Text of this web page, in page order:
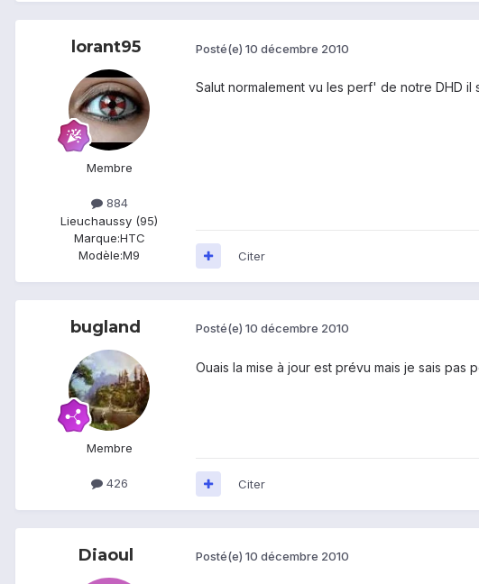
lorant95
Membre
884
Lieuchaussy (95)
Marque:HTC
Modèle:M9
Posté(e) 10 décembre 2010
Salut normalement vu les perf' de notre DHD
Citer
bugland
Membre
426
Posté(e) 10 décembre 2010
Ouais la mise à jour est prévu mais je sais
Citer
Diaoul Posté(e) 10 décembre 2010